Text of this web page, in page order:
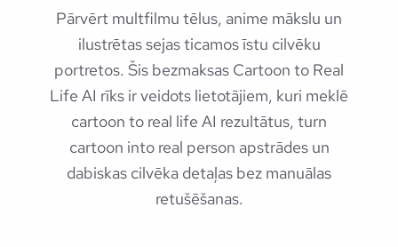
Pārvērt multfilmu tēlus, anime mākslu un
ilustrētas sejas ticamos īstu cilvēku
portretos. Šis bezmaksas Cartoon to Real
Life AI rīks ir veidots lietotājiem, kuri meklē
cartoon to real life AI rezultātus, turn
cartoon into real person apstrādes un
dabiskas cilvēka detaļas bez manuālas
retušēšanas.